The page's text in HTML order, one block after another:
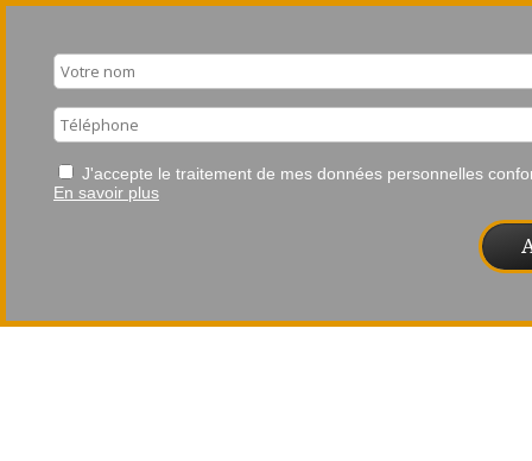
J'accepte le traitement de mes données personnelles
En savoir plus